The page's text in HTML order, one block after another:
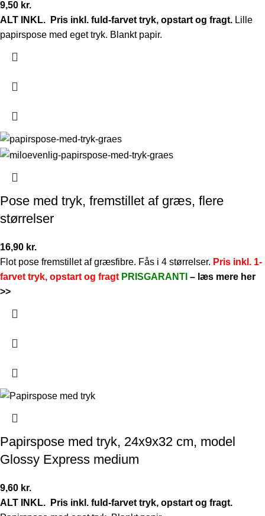
9,50 kr.
ALT INKL.
Pris inkl. fuld-farvet tryk, opstart og fragt. Lille
papirspose med eget tryk. Blankt papir.
Pose med tryk, fremstillet af græs, flere
størrelser
16,90 kr.
Flot pose fremstillet af græsfibre. Fås i 4 størrelser. Pris inkl. 1-
farvet tryk, opstart og fragt PRISGARANTI – læs mere her
>>
Papirspose med tryk, 24x9x32 cm, model
Glossy Express medium
9,60 kr.
ALT INKL.
Pris inkl. fuld-farvet tryk, opstart og fragt.